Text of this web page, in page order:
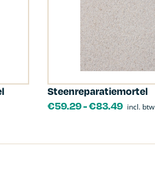
Steenreparatiemortel
€59.29-€83.49 incl. btw